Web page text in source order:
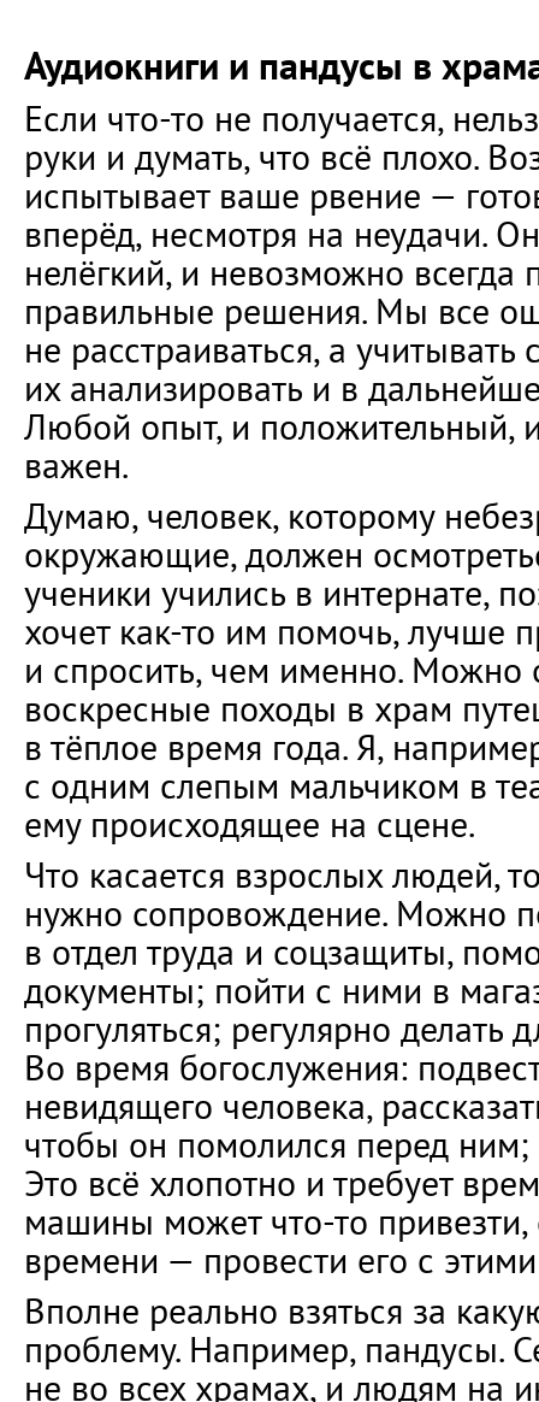
Аудиокниги и пандусы в
Если что-то не получается,
руки и думать, что всё плохо.
испытывает ваше рвение —
вперёд, несмотря на неудачи.
нелёгкий, и невозможно всегда
правильные решения. Мы все
не расстраиваться, а
их анализировать и в
Любой опыт, и положительный,
важен.
Думаю, человек, которому
окружающие, должен
ученики учились в интернате,
хочет как-то им помочь, лучше
и спросить, чем именно. Можно
воскресные походы в храм
в тёплое время года. Я,
с одним слепым мальчиком в
ему происходящее на сцене.
Что касается взрослых людей,
нужно сопровождение. Можно
в отдел труда и соцзащиты,
документы; пойти с ними в
прогуляться; регулярно делать
Во время богослужения:
невидящего человека,
чтобы он помолился перед ним;
Это всё хлопотно и требует
машины может что-то привезти,
времени — провести его с
Вполне реально взяться за
проблему. Например, пандусы.
не во всех храмах, и людям на